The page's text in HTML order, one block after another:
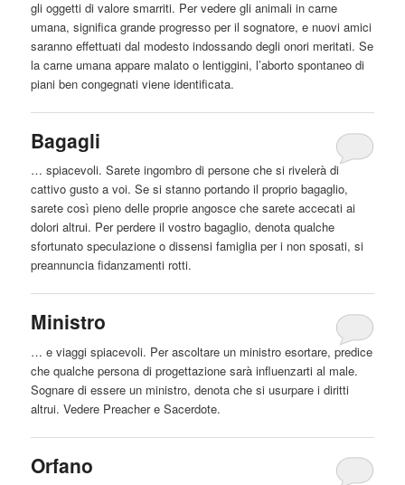
gli oggetti di valore smarriti. Per vedere gli animali in carne
umana, significa grande progresso per il sognatore, e nuovi amici
saranno effettuati dal modesto indossando degli onori meritati. Se
la carne umana appare malato o lentiggini, l’aborto spontaneo di
piani ben congegnati viene identificata.
Bagagli
… spiacevoli. Sarete ingombro di persone che si rivelerà di
cattivo gusto a voi. Se si stanno portando il proprio bagaglio,
sarete così pieno delle proprie angosce che sarete accecati ai
dolorialtrui. Per perdere il vostro bagaglio, denota qualche
sfortunato speculazione o dissensi famiglia per i non sposati, si
preannuncia fidanzamenti rotti.
Ministro
… e viaggi spiacevoli. Per ascoltare un ministro esortare, predice
che qualche persona di progettazione sarà influenzarti al male.
Sognare di essere un ministro, denota che si usurpare i diritti
altrui. Vedere Preacher e Sacerdote.
Orfano